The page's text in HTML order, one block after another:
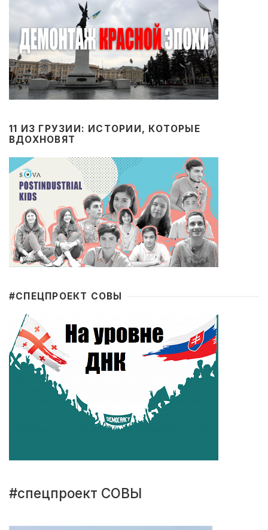
11 ИЗ ГРУЗИИ: ИСТОРИИ, КОТОРЫЕ
ВДОХНОВЯТ
#CПЕЦПРОЕКТ СОВЫ
#спецпроект СОВЫ